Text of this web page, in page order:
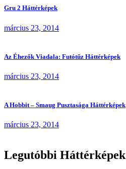
Gru 2 Háttérképek
március 23, 2014
Az Éhezők Viadala: Futótűz Háttérképek
március 23, 2014
A Hobbit – Smaug Pusztasága Háttérképek
március 23, 2014
Legutóbbi Háttérképek